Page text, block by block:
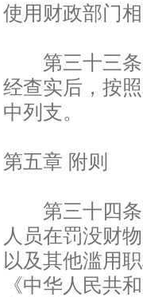
使用财政部门
第三十三条
经查实后，按
中列支。
第五章 附则
第三十四条
人员在罚没财
以及其他滥用
《中华人民共